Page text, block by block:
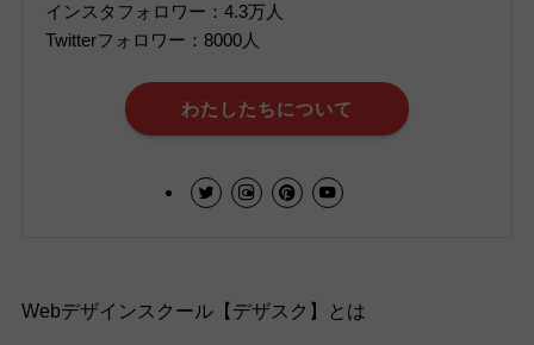
インスタフォロワー：4.3万人
Twitterフォロワー：8000人
わたしたちについて
Webデザインスクール【デザスク】とは